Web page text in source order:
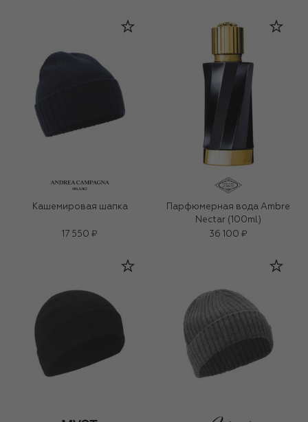
Кашемировая шапка
17 550 ₽
Парфюмерная вода Ambre
Nectar (100ml)
36 100 ₽